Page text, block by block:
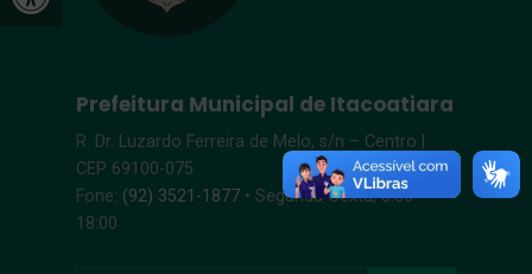
Prefeitura Municipal de Itacoatiara
R. Dr. Luzardo Ferreira de Melo, s/n – Centro |
CEP 69100-075
Fone: (92) 3521-1877 • Segunda-Sexta, 8:00 –
18:00